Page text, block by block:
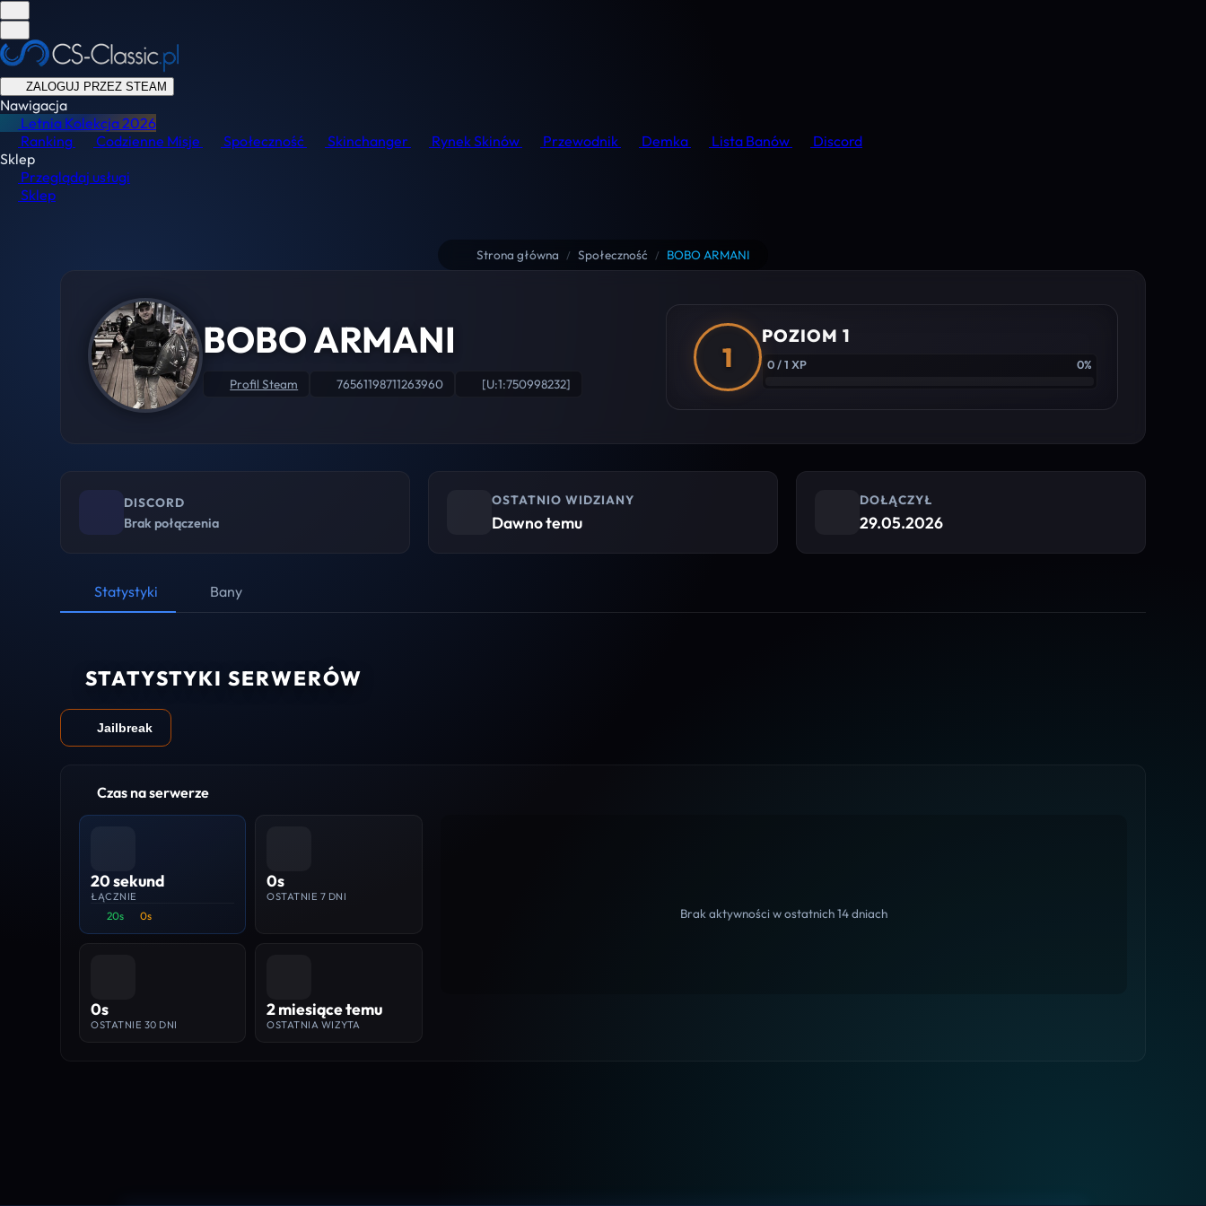
ZALOGUJ PRZEZ STEAM
Nawigacja
Letnia Kolekcja2026
Ranking
Codzienne Misje Społeczność Skinchanger Rynek Skinów Przewodnik Demka Lista Banów
Discord
Sklep
Przeglądaj usługi
Sklep
Strona główna / Społeczność / BOBO ARMANI
BOBO ARMANI
Profil Steam 76561198711263960 [U:1:750998232]
1
POZIOM 1
0 / 1 XP 0%
DISCORD
Brak połączenia
OSTATNIO WIDZIANY
Dawno temu
DOŁĄCZYŁ
29.05.2026
Statystyki Bany
STATYSTYKI SERWERÓW
Jailbreak
Czas na serwerze
20 sekund
ŁĄCZNIE
20s 0s
0s
OSTATNIE 7 DNI
0s
OSTATNIE 30 DNI
2 miesiące temu
OSTATNIA WIZYTA
Brak aktywności w ostatnich 14 dniach